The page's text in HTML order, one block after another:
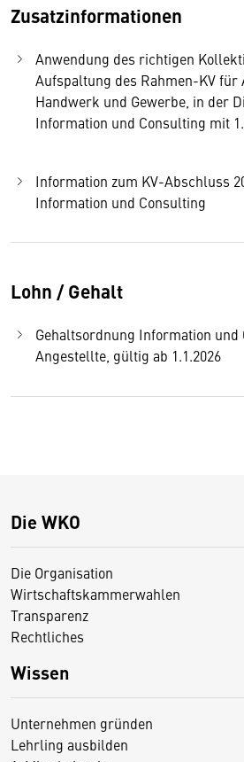
Zusatzinformationen
Anwendung des richtigen
Aufspaltung des Rahmen-KV für
Handwerk und Gewerbe, in der
Information und Consulting mit
Information zum KV-Abschluss
Information und Consulting
Lohn / Gehalt
Gehaltsordnung Information und
Angestellte, gültig ab 1.1.2026
Die WKO
Die Organisation
Wirtschaftskammerwahlen
Transparenz
Rechtliches
Wissen
Unternehmen gründen
Lehrling ausbilden